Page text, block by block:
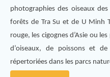
photographies des oiseaux
forêts de Tra Su et de U Minh
rouge, les cigognes d’Asie ou
d’oiseaux, de poissons et
répertoriées dans les parcs